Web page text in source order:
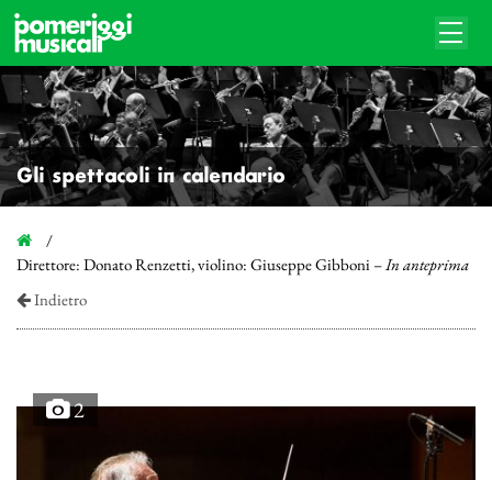
Gli spettacoli in calendario
Direttore: Donato Renzetti, violino: Giuseppe Gibboni –In anteprima
Indietro
2